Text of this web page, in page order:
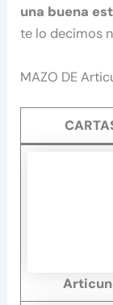
una buena
te lo decimos
MAZO DE